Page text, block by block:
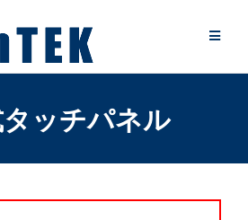
ッチパネル